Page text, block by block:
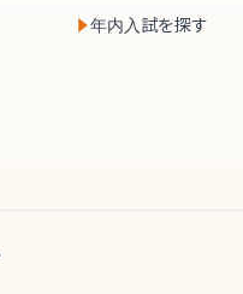
年内入試を探す